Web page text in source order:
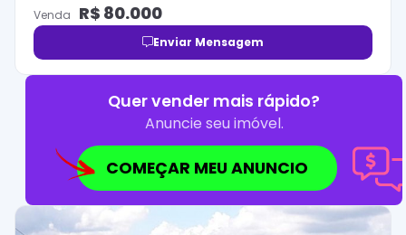
Venda R$ 80.000
Enviar Mensagem
Quer vender mais rápido?
Anuncie seu imóvel.
COMEÇAR MEU ANUNCIO